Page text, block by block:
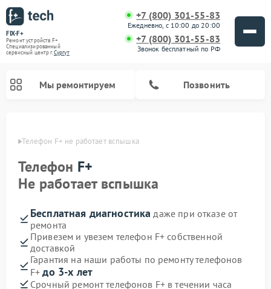
FIX-F+
Ремонт устройств F+
Специализированный
cервисный центр г.Сургут
+7 (800) 301-55-83
Ежедневно, с 10:00 до 20:00
+7 (800) 301-55-83
Звонок бесплатный по РФ
Мы ремонтируем Позвонить
Телефон F+ не работает вспышка
Телефон F+
Не работает вспышка
Бесплатная диагностика даже при отказе от
ремонта
Привезем и увезем телефон F+ собственной
доставкой
Гарантия на наши работы по ремонту телефонов
F+до 3-х лет
Срочный ремонт телефонов F+ в течении часа